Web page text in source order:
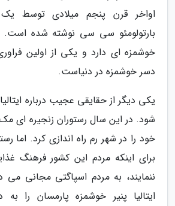
اواخر قرن پنجم میلادی توسط یک
بارتولومئو سی سی نوشته شده است.
خوشمزه ای دارد و یکی از اولین
دسر خوشمزه در دنیاست.
شود. در این سال رستوران زنجیره ای مک
خود را در شهر رم راه اندازی کرد. اما
برای اینکه مردم این کشور فرهنگ
ننمایند، به مردم اسپاگتی مجانی می
ایتالیا پنیر خوشمزه پارمسان را به